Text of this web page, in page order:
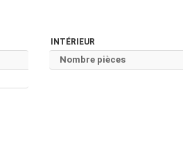
INTÉRIEUR
Nombre pièces